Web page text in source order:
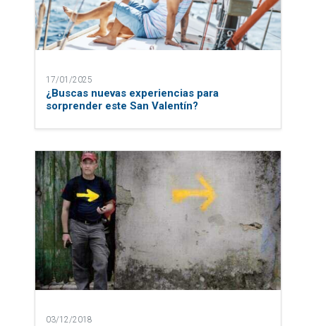
17/01/2025
¿Buscas nuevas experiencias para
sorprender este San Valentín?
03/12/2018